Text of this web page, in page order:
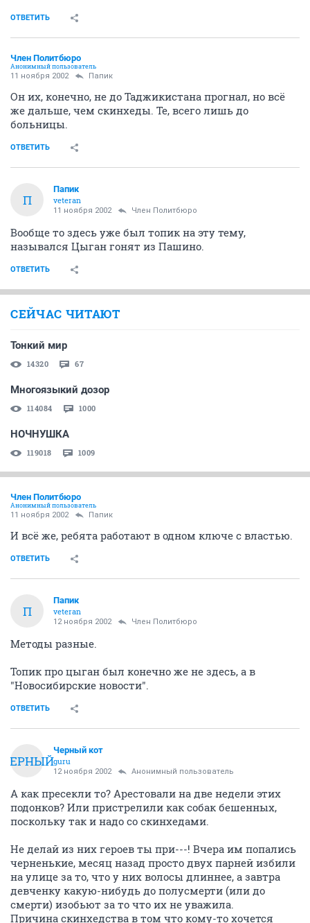
ОТВЕТИТЬ
Член Политбюро
Анонимный пользователь
11 ноября 2002 Папик
Он их, конечно, не до Таджикистана прогнал, но всё
же дальше, чем скинхеды. Те, всего лишь до
больницы.
ОТВЕТИТЬ
П
Папик
veteran
11 ноября 2002 Член Политбюро
Вообще то здесь уже был топик на эту тему,
назывался Цыган гонят из Пашино.
ОТВЕТИТЬ
СЕЙЧАС ЧИТАЮТ
Тонкий мир
14320 67
Многоязыкий дозор
114084 1000
НОЧНУШКА
119018 1009
Член Политбюро
Анонимный пользователь
11 ноября 2002 Папик
И всё же, ребята работают в одном ключе с властью.
ОТВЕТИТЬ
П
Папик
veteran
12 ноября 2002 Член Политбюро
Методы разные.
Топик про цыган был конечно же не здесь, а в
"Новосибирские новости".
ОТВЕТИТЬ
ЧЕРНЫЙ
Черный кот
guru
12 ноября 2002 Анонимный пользователь
А как пресекли то? Арестовали на две недели этих
подонков? Или пристрелили как собак бешенных,
поскольку так и надо со скинхедами.
Не делай из них героев ты при---! Вчера им попались
черненькие, месяц назад просто двух парней избили
на улице за то, что у них волосы длиннее, а завтра
девченку какую-нибудь до полусмерти (или до
смерти) изобьют за то что их не уважила.
Причина скинхедства в том что кому-то хочется